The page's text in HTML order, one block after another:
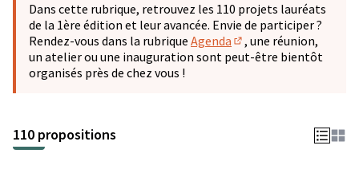
−
Dans cette rubrique, retrouvez les 110 projets lauréats
de la 1ère édition et leur avancée. Envie de participer ?
Rendez-vous dans la rubrique Agenda
(S'ouvre dans un
, une réunion,
un atelier ou une inauguration sont peut-être bientôt
organisés près de chez vous !
110 propositions